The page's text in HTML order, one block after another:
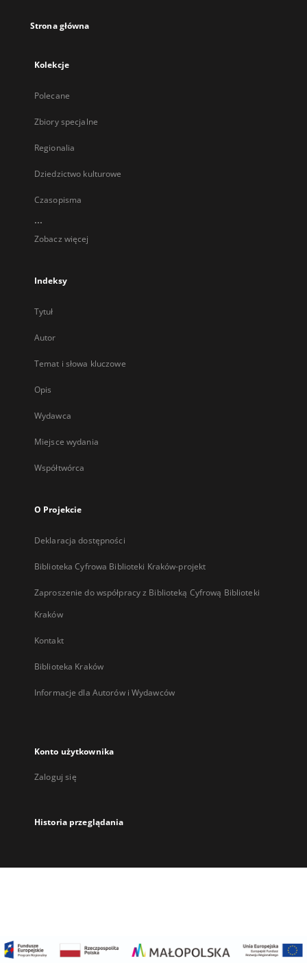
Strona główna
Kolekcje
Polecane
Zbiory specjalne
Regionalia
Dziedzictwo kulturowe
Czasopisma
...
Zobacz więcej
Indeksy
Tytuł
Autor
Temat i słowa kluczowe
Opis
Wydawca
Miejsce wydania
Współtwórca
O Projekcie
Deklaracja dostępności
Biblioteka Cyfrowa Biblioteki Kraków-projekt
Zaproszenie do współpracy z Biblioteką Cyfrową Biblioteki
Kraków
Kontakt
Biblioteka Kraków
Informacje dla Autorów i Wydawców
Konto użytkownika
Zaloguj się
Historia przeglądania